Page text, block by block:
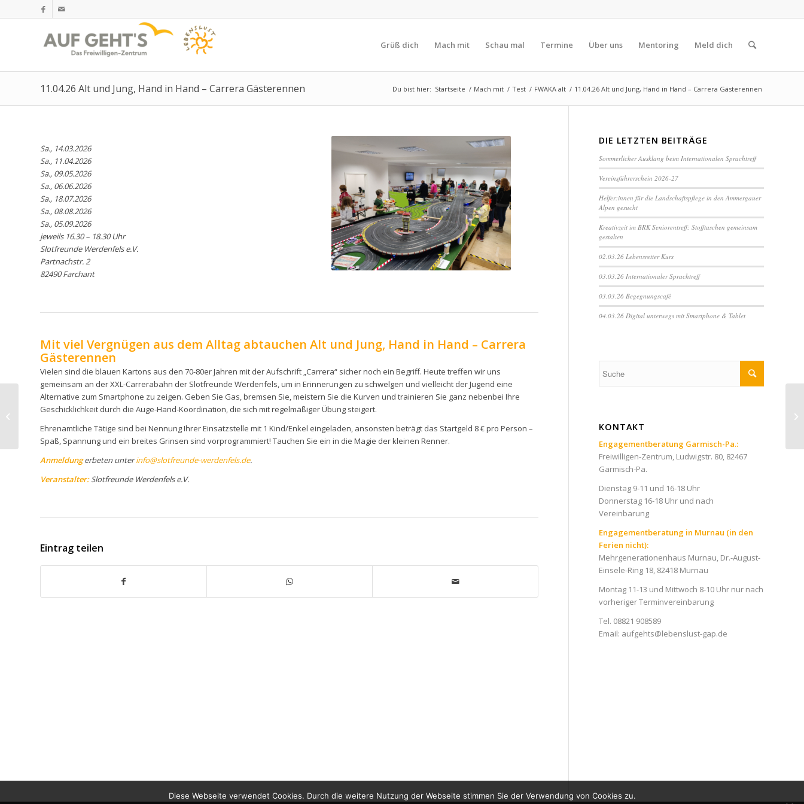
Grüß dich Mach mit Schau mal Termine Über uns Mentoring Meld dich
11.04.26 Alt und Jung, Hand in Hand – Carrera Gästerennen Du bist hier: Startseite / Mach mit / Test / FWAKA alt / 11.04.26 Alt und Jung, Hand in Hand – Carrera Gästerennen
Sa., 14.03.2026
Sa., 11.04.2026
Sa., 09.05.2026
Sa., 06.06.2026
Sa., 18.07.2026
Sa., 08.08.2026
Sa., 05.09.2026
jeweils 16.30 – 18.30 Uhr
Slotfreunde Werdenfels e.V.
Partnachstr. 2
82490 Farchant
Christian Straub
Mit viel Vergnügen aus dem Alltag abtauchen Alt und Jung, Hand in Hand – Carrera
Gästerennen
Vielen sind die blauen Kartons aus den 70-80er Jahren mit der Aufschrift „Carrera“ sicher noch ein Begriff. Heute treffen wir uns
gemeinsam an der XXL-Carrerabahn der Slotfreunde Werdenfels, um in Erinnerungen zu schwelgen und vielleicht der Jugend eine
Alternative zum Smartphone zu zeigen. Geben Sie Gas, bremsen Sie, meistern Sie die Kurven und trainieren Sie ganz nebenbei Ihre
Geschicklichkeit durch die Auge-Hand-Koordination, die sich mit regelmäßiger Übung steigert.
Ehrenamtliche Tätige sind bei Nennung Ihrer Einsatzstelle mit 1 Kind/Enkel eingeladen, ansonsten beträgt das Startgeld 8 € pro Person –
Spaß, Spannung und ein breites Grinsen sind vorprogrammiert! Tauchen Sie ein in die Magie der kleinen Renner.
Anmeldungerbeten unterinfo@slotfreunde-werdenfels.de.
Veranstalter:Slotfreunde Werdenfels e.V.
Eintrag teilen
DIE LETZTEN BEITRÄGE
Sommerlicher Ausklang beim Internationalen Sprachtreff
Vereinsführerschein 2026-27
Helfer:innen für die Landschaftspflege in den Ammergauer
Alpen gesucht
Kreativzeit im BRK Seniorentreff: Stofftaschen gemeinsam
gestalten
02.03.26 Lebensretter Kurs
03.03.26 Internationaler Sprachtreff
03.03.26 Begegnungscafé
04.03.26 Digital unterwegs mit Smartphone & Tablet
KONTAKT
Engagementberatung Garmisch-Pa.:
Freiwilligen-Zentrum, Ludwigstr. 80, 82467
Garmisch-Pa.
Dienstag 9-11 und 16-18 Uhr
Donnerstag 16-18 Uhr und nach
Vereinbarung
Engagementberatung in Murnau (in den
Ferien nicht):
Mehrgenerationenhaus Murnau, Dr.-August-
Einsele-Ring 18, 82418 Murnau
Montag 11-13 und Mittwoch 8-10 Uhr nur nach
vorheriger Terminvereinbarung
Tel. 08821 908589
Email: aufgehts@lebenslust-gap.de
13.04.26 Computer-
Diese Webseite verwendet Cookies. Durch die weitere Nutzung der Webseite stimmen Sie der Verwendung von Cookies zu.